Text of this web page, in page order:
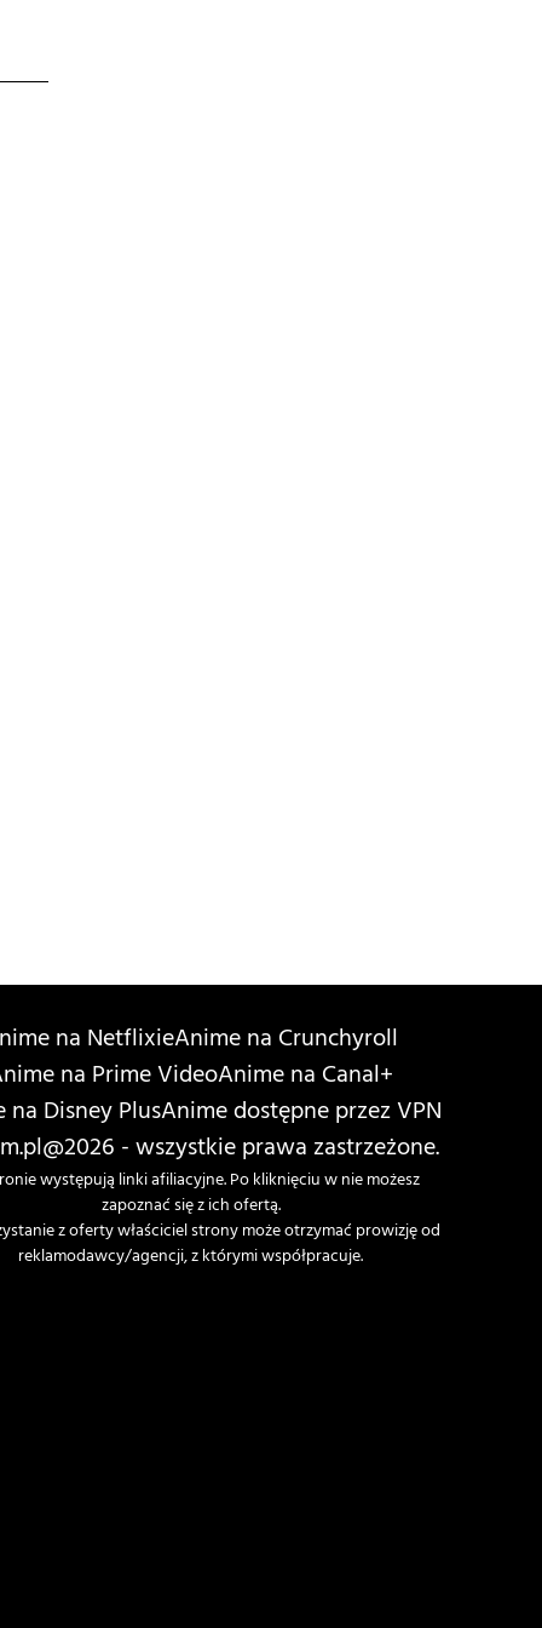
na NetflixieAnime na Crunchyroll
na Prime VideoAnime na Canal+
na Disney PlusAnime dostępne przez VPN
@2026 - wszystkie prawa zastrzeżone.
występują linki afiliacyjne. Po kliknięciu w nie możesz
zapoznać się z ich ofertą.
z oferty właściciel strony może otrzymać prowizję od
reklamodawcy/agencji, z którymi współpracuje.